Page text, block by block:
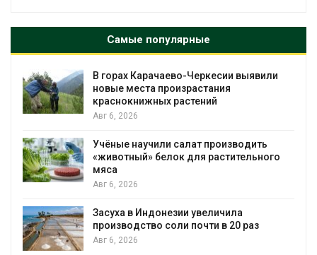
Самые популярные
В горах Карачаево-Черкесии выявили
новые места произрастания
краснокнижных растений
Авг 6, 2026
Учёные научили салат производить
«животный» белок для растительного
мяса
Авг 6, 2026
Засуха в Индонезии увеличила
производство соли почти в 20 раз
Авг 6, 2026